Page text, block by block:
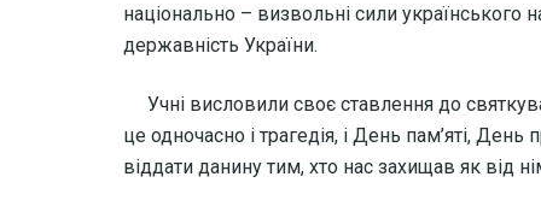
національно – визвольні сили українського
державність України.
Учні висловили своє ставлення до
це одночасно і трагедія, і День пам’яті,
віддати данину тим, хто нас захищав як від